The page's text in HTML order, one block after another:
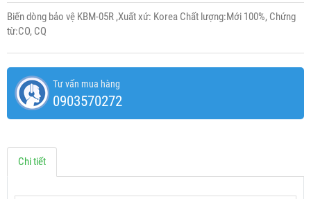
Biến dòng bảo vệ KBM-05R ,Xuất xứ: Korea Chất lượng:Mới 100%, Chứng
từ:CO, CQ
Tư vấn mua hàng
0903570272
Chi tiết